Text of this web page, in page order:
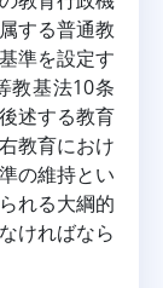
する普通教
準を設定す
教基法10条
述する教育
教育におけ
の維持とい
れる大綱的
ければなら